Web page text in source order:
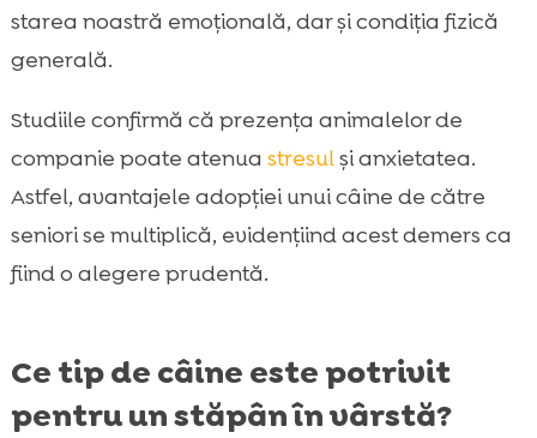
starea noastră emoțională, dar și condiția fizică
generală.
Studiile confirmă că prezența animalelor de
companie poate atenua stresulși anxietatea.
Astfel, avantajele adopției unui câine de către
seniori se multiplică, evidențiind acest demers ca
fiind o alegere prudentă.
Ce tip de câine este potrivit
pentru un stăpân în vârstă?